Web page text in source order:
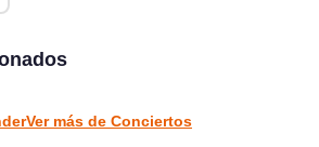
Ver más de Conciertos